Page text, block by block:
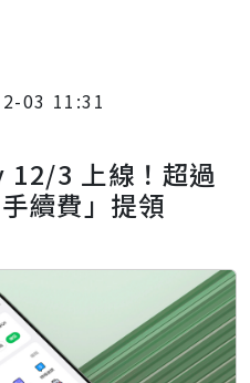
03 11:31
3 上線！超過
續費」提領